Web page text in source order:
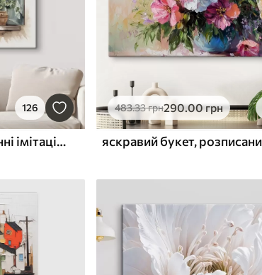
126
Рослинність на підвіконні імітація акварелі
483.33грн290.00грн